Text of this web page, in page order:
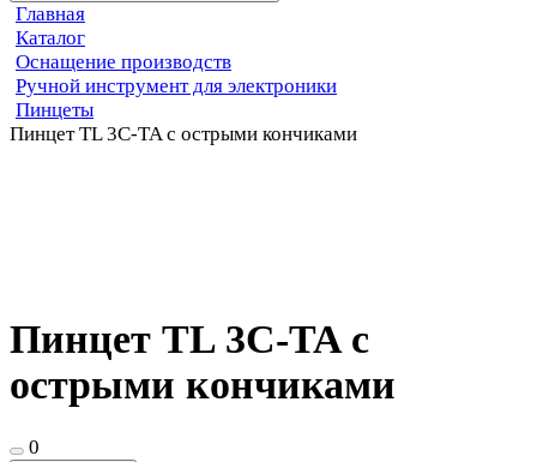
Главная
Каталог
Оснащение производств
Ручной инструмент для электроники
Пинцеты
Пинцет TL 3C-TA с острыми кончиками
Пинцет TL 3C-TA с
острыми кончиками
0